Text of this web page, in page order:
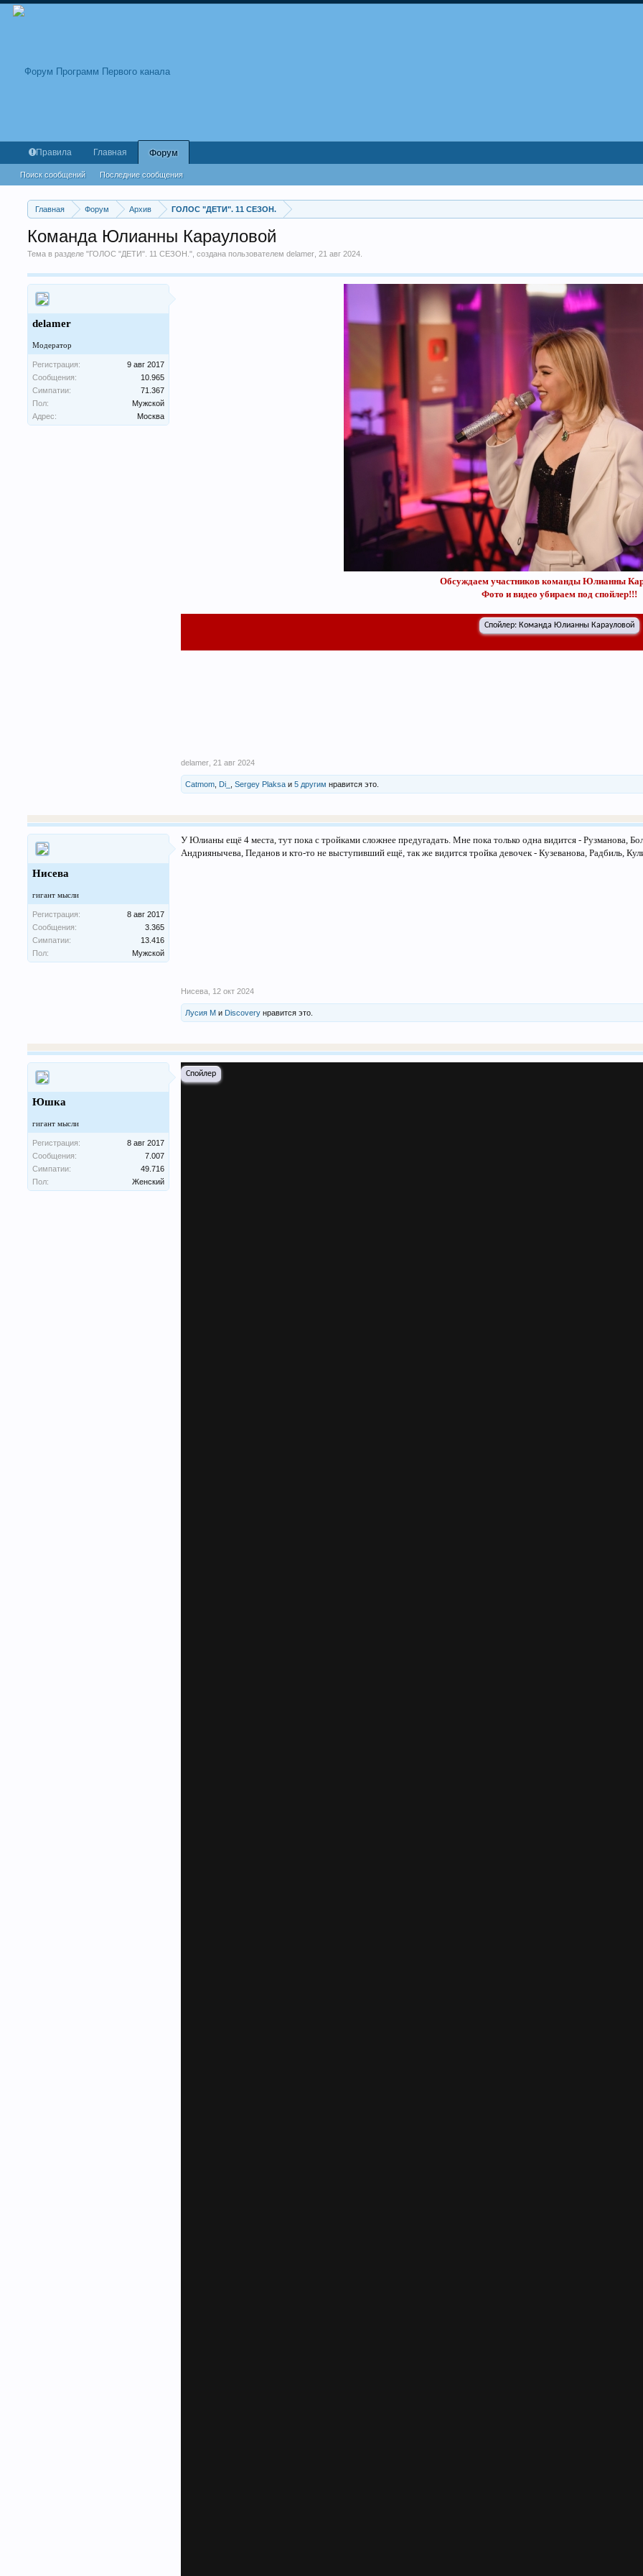
Главная Форум Архив ГОЛОС "ДЕТИ". 11 СЕЗОН.
Команда Юлианны Карауловой
Тема в разделе "ГОЛОС "ДЕТИ". 11 СЕЗОН.", создана пользователемdelamer ,21 авг 2024
delamer
Модератор
Регистрация:
9 авг 2017
Сообщения:
10.965
Симпатии:
71.367
Пол:
Мужской
Адрес:
Москва
Обсуждаем участников команды Юлианны
Фото и видео убираем под спойлер!!!
Спойлер: Команда Юлианны Карауловой
delamer 21 авг 2024
Catmom Di_ ,Sergey Plaksa и5 другим нравится это.
Нисева
гигант мысли
Регистрация:
8 авг 2017
Сообщения:
3.365
Симпатии:
13.416
Пол:
Мужской
У Юлианы ещё 4 места, тут пока с тройками сложнее предугадать. Мне пока только одна видится - Рузманова,
Андриянычева, Педанов и кто-то не выступивший ещё, так же видится тройка девочек - Кузеванова, Радбиль,
Нисева 12 окт 2024
Лусия М и Discovery нравится это.
Юшка
гигант мысли
Регистрация:
8 авг 2017
Сообщения:
7.007
Симпатии:
49.716
Пол:
Женский
Спойлер
Правила Главная Форум
Поиск сообщений Последние сообщения